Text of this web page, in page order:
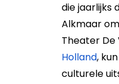
die jaarlijks
Alkmaar
Theater De
Holland​,
culturele